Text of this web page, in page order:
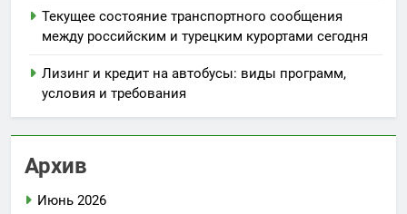
Текущее состояние транспортного сообщения
между российским и турецким курортами сегодня
Лизинг и кредит на автобусы: виды программ,
условия и требования
Архив
Июнь 2026